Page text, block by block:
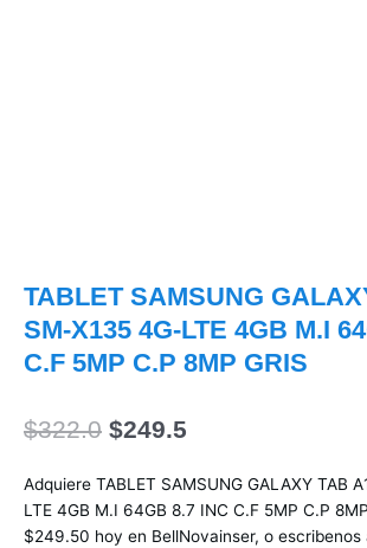
TABLET SAMSUNG
SM-X135 4G-LTE 4GB M.I
C.F 5MP C.P 8MP GRIS
$322.0 El
original
era:
$322.0.
$249.5
actual
es:
$249.5.
Adquiere TABLET SAMSUNG GALAXY TAB
LTE 4GB M.I 64GB 8.7 INC C.F 5MP C.P
$249.50 hoy en BellNovainser, o escribenos